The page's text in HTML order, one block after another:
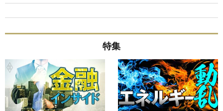
特集